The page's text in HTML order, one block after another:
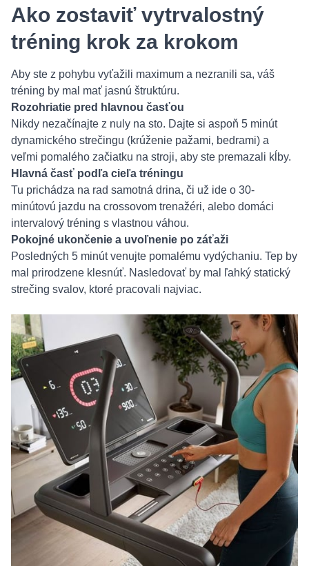
Ako zostaviť vytrvalostný
tréning krok za krokom
Aby ste z pohybu vyťažili maximum a nezranili sa, váš
tréning by mal mať jasnú štruktúru.
Rozohriatie pred hlavnou časťou
Nikdy nezačínajte z nuly na sto. Dajte si aspoň 5 minút
dynamického strečingu (krúženie pažami, bedrami) a
veľmi pomalého začiatku na stroji, aby ste premazali kĺby.
Hlavná časť podľa cieľa tréningu
Tu prichádza na rad samotná drina, či už ide o 30-
minútovú jazdu na crossovom trenažéri, alebo domáci
intervalový tréning s vlastnou váhou.
Pokojné ukončenie a uvoľnenie po záťaži
Posledných 5 minút venujte pomalému vydýchaniu. Tep by
mal prirodzene klesnúť. Nasledovať by mal ľahký statický
strečing svalov, ktoré pracovali najviac.